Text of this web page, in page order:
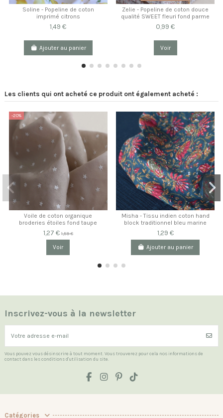
Soline - Popeline de coton
imprimé citrons
1,49 €
Ajouter au panier
Zelie - Popeline de coton douce
qualité SWEET fleuri fond parme
0,99 €
Voir
Les clients qui ont acheté ce produit ont également acheté :
-20%
Voile de coton organique
broderies étoiles fond taupe
1,27 €1,59 €
Voir
Misha - Tissu indien coton hand
block traditionnel bleu marine
1,29 €
Ajouter au panier
Inscrivez-vous à la newsletter
Vous pouvez vous désinscrire à tout moment. Vous trouverez pour cela nos informations de
contact dans les conditions d'utilisation du site.
Catégories